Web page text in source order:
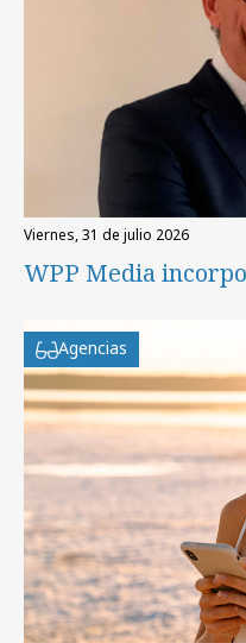
viernes, 31 de julio 2026
WPP Media
Agencias